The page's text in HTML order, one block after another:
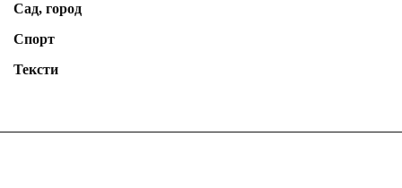
Сад, город
Спорт
Тексти